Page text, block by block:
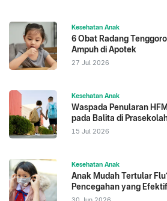
Kesehatan Anak
6 Obat Radang
Ampuh di Apotek
27 Jul 2026
Kesehatan Anak
Waspada Penularan
pada Balita di
15 Jul 2026
Kesehatan Anak
Anak Mudah Tertular
Pencegahan yang Efektif